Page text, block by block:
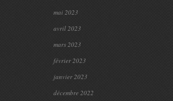
mai 2023
avril 2023
mars 2023
février 2023
janvier 2023
décembre 2022